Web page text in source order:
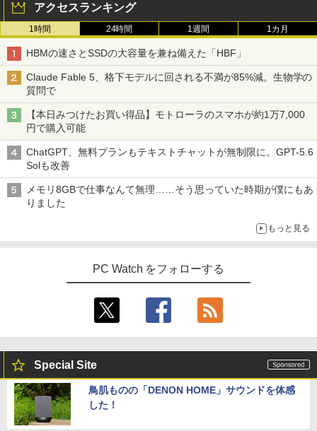
アクセスランキング
1時間 24時間 1週間 1カ月
HBMの速さとSSDの大容量を兼ね備えた「HBF」
Claude Fable 5、格下モデルに回される不満が85%減。生物学の
質問で
【本日みつけたお買い得品】モトローラのスマホが約1万7,000
円で購入可能
ChatGPT、無料プランもテキストチャットが無制限に。GPT-5.6
Solも改善
メモリ8GBで仕事なんて無理……そう思っていた時期が僕にもあ
りました
もっと見る
PC Watch をフォローする
Special Site
鳥肌ものの「DENON HOME」サウンドを体感
した！